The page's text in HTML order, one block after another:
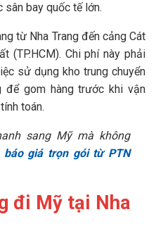
sân bay quốc tế lớn.
từ Nha Trang đến cảng Cát
(TP.HCM). Chi phí này phải
sử dụng kho trung chuyển
để gom hàng trước khi vận
toán.
sang Mỹ mà không
báo giá trọn gói từ PTN
đi Mỹ tại Nha